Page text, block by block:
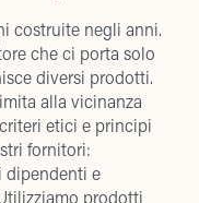
costruite negli anni.
che ci porta solo
diversi prodotti.
alla vicinanza
etici e principi
fornitori:
dipendenti e
prodotti